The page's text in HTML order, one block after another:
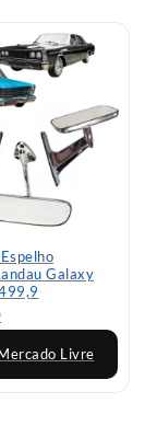
Classic Azul E
R$ 69,9
Livre
–
77 a